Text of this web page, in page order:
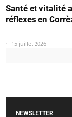
Santé et vitalité
réflexes en
15 juillet 2026
NEWSLETTER